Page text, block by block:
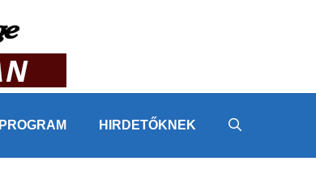
PROGRAM HIRDETŐKNEK